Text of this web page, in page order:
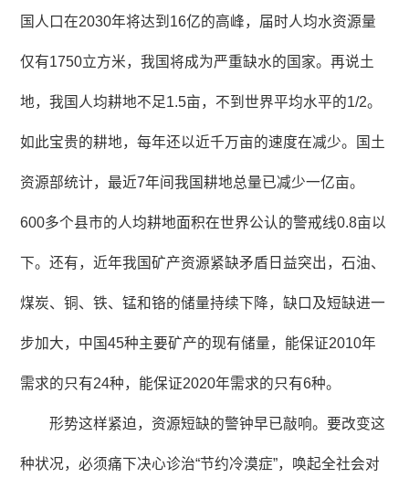
国人口在2030年将达到16亿的高峰，届时人均水资源量
仅有1750立方米，我国将成为严重缺水的国家。再说土
地，我国人均耕地不足1.5亩，不到世界平均水平的1/2。
如此宝贵的耕地，每年还以近千万亩的速度在减少。国土
资源部统计，最近7年间我国耕地总量已减少一亿亩。
600多个县市的人均耕地面积在世界公认的警戒线0.8亩以
下。还有，近年我国矿产资源紧缺矛盾日益突出，石油、
煤炭、铜、铁、锰和铬的储量持续下降，缺口及短缺进一
步加大，中国45种主要矿产的现有储量，能保证2010年
需求的只有24种，能保证2020年需求的只有6种。
形势这样紧迫，资源短缺的警钟早已敲响。要改变这
种状况，必须痛下决心诊治“节约冷漠症”，唤起全社会对